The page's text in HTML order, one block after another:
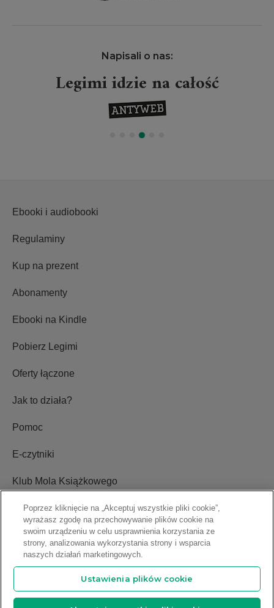
Sprawdź ofertę abonamentową
Napisali o nas:
Legimi idzie na całość
Ebooki i audiobooki
Regulaminy
Kup na prezent
Abonamenty
Ebooki na Kindle
Pobierz Legimi
Oferty łączone
Jak to działa?
Pomoc
E-czytniki
Klub Mola Książkowego
Ustawienia plików cookie
Blog
Relacje inwestorskie
Copyright © 2009-2026 Legimi S.A. Wszelkie prawa zastrzeżone.
Poprzez kliknięcie na „Akceptuj wszystkie pliki cookie”,
wyrażasz zgodę na przechowywanie plików cookie na
swoim urządzeniu w celu usprawnienia korzystania ze
strony, analizowania wykorzystania strony i wsparcia
naszych działań marketingowych.
Ustawienia plików cookie